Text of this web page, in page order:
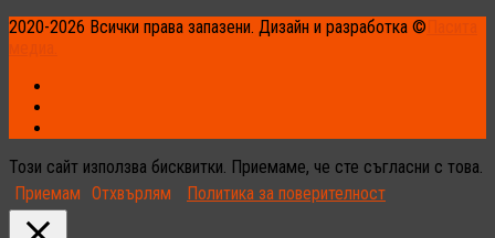
2020-2026 Всички права запазени. Дизайн и разработка ©
Този сайт използва бисквитки. Приемаме, че сте съгласни с това.
Приемам Отхвърлям Политика за поверителност